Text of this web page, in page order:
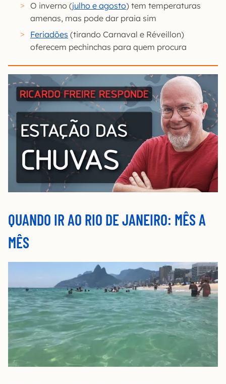
O inverno (julho e agosto) tem temperaturas
amenas, mas pode dar praia sim
Feriadões (tirando Carnaval e Réveillon)
oferecem pechinchas para quem procura
QUANDO IR AO RIO DE JANEIRO: MÊS A
MÊS